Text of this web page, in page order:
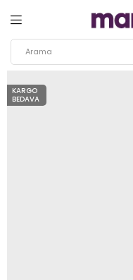
KARGO
BEDAVA